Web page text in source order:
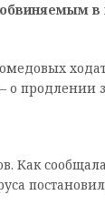
в
о продлении
Как